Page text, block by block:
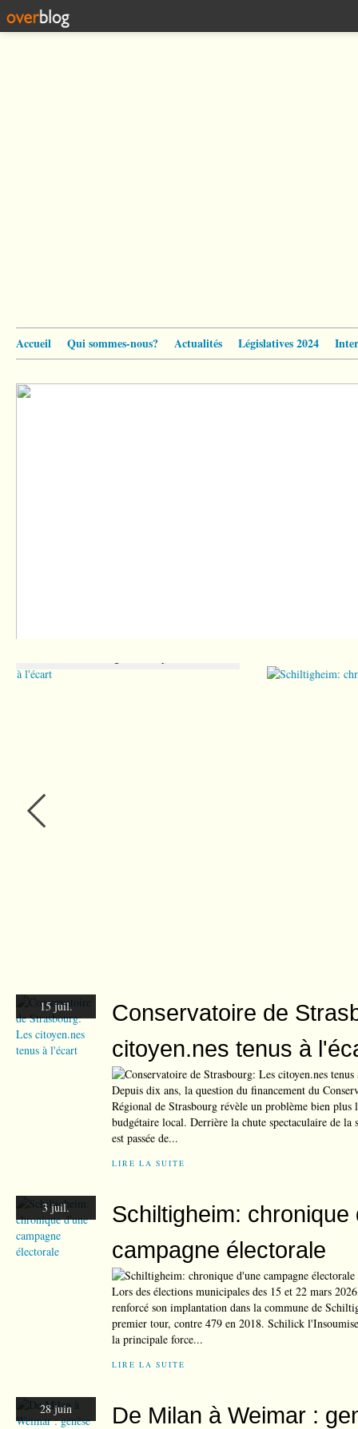
Accueil Qui sommes-nous? Actualités Législatives 2024
15 juil.
Conservatoire de
citoyen.nes tenus à
Depuis dix ans, la question du financement du
Régional de Strasbourg révèle un problème bien plus
budgétaire local. Derrière la chute spectaculaire de la
est passée de...
LIRE LA SUITE
3 juil.
Schiltigheim: chronique
campagne électorale
Lors des élections municipales des 15 et 22 mars
renforcé son implantation dans la commune de
premier tour, contre 479 en 2018. Schilick
la principale force...
LIRE LA SUITE
28 juin
De Milan à Weimar :